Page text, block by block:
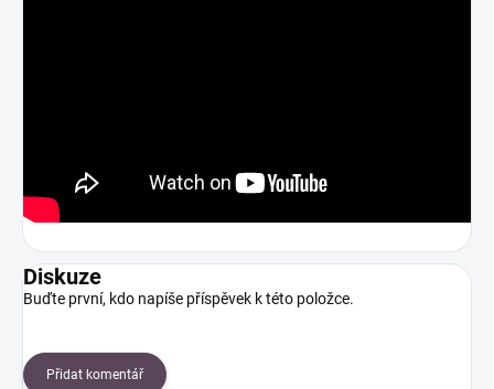
Diskuze
Buďte první, kdo napíše příspěvek k této položce.
Přidat komentář